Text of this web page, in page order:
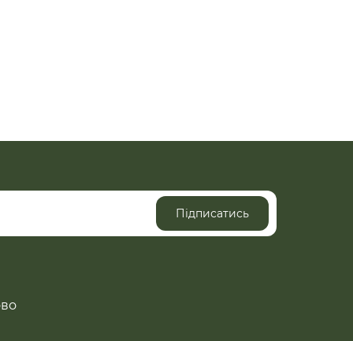
Підписатись